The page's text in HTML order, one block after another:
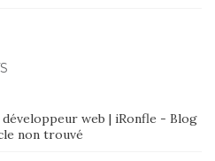
web | iRonfle - Blog
non trouvé